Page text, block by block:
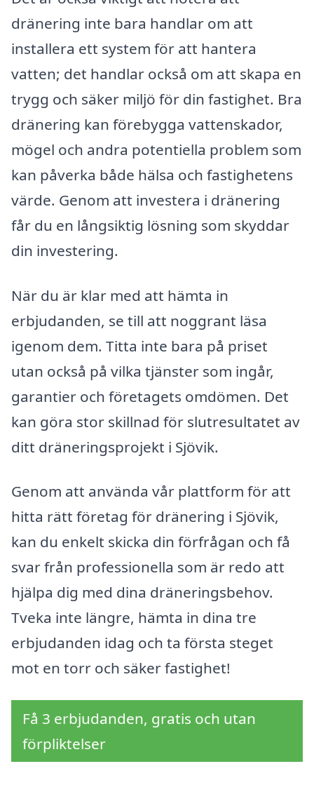
dränering inte bara handlar om att
installera ett system för att hantera
vatten; det handlar också om att skapa en
trygg och säker miljö för din fastighet. Bra
dränering kan förebygga vattenskador,
mögel och andra potentiella problem som
kan påverka både hälsa och fastighetens
värde. Genom att investera i dränering
får du en långsiktig lösning som skyddar
din investering.
När du är klar med att hämta in
erbjudanden, se till att noggrant läsa
igenom dem. Titta inte bara på priset
utan också på vilka tjänster som ingår,
garantier och företagets omdömen. Det
kan göra stor skillnad för slutresultatet av
ditt dräneringsprojekt i Sjövik.
Genom att använda vår plattform för att
hitta rätt företag för dränering i Sjövik,
kan du enkelt skicka din förfrågan och få
svar från professionella som är redo att
hjälpa dig med dina dräneringsbehov.
Tveka inte längre, hämta in dina tre
erbjudanden idag och ta första steget
mot en torr och säker fastighet!
Få 3 erbjudanden, gratis och utan
förpliktelser